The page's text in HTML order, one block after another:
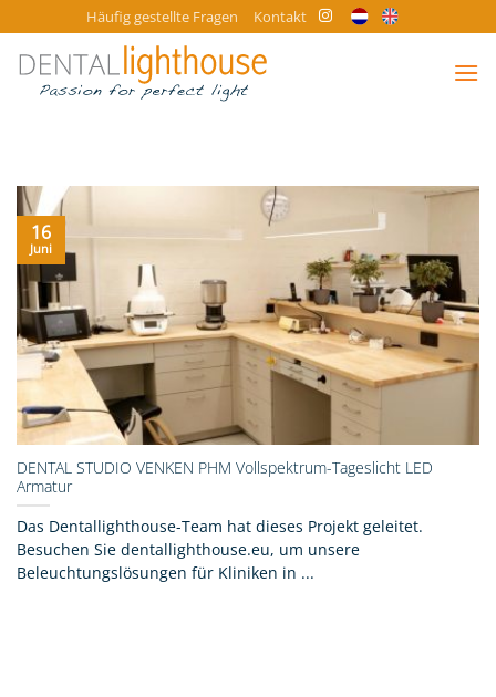
Inhalt
springen
Häufig gestellte Fragen Kontakt
DENTAL STUDIO VENKEN PHM Vollspektrum-Tageslicht LED
Armatur
Das Dentallighthouse-Team hat dieses Projekt geleitet.
Besuchen Sie dentallighthouse.eu, um unsere
Beleuchtungslösungen für Kliniken in ...
16
Juni